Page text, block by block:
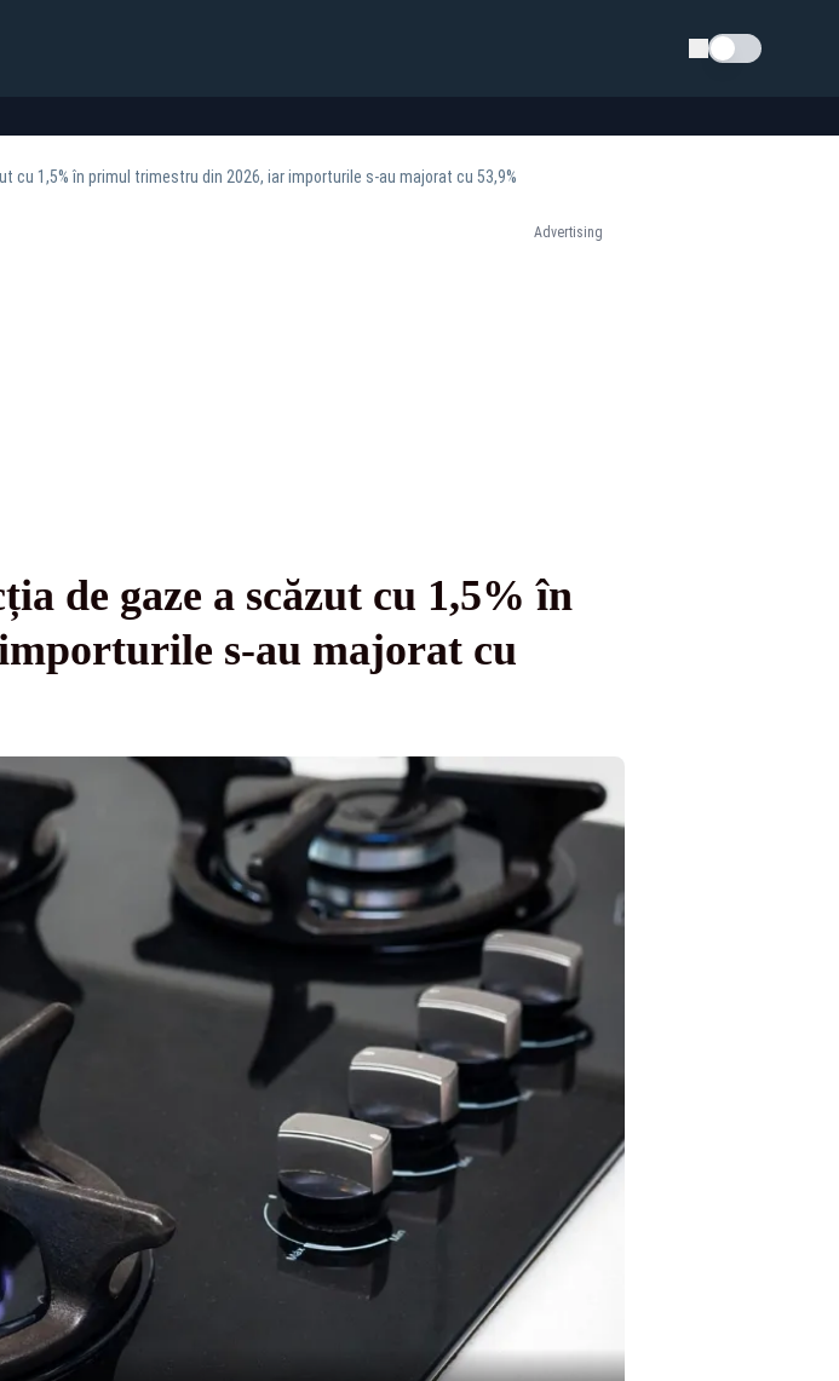
Schimba tema
cu 1,5% în primul trimestru din 2026, iar importurile s-au majorat cu 53,9%
Advertising
de gaze a scăzut cu 1,5% în
s-au majorat cu